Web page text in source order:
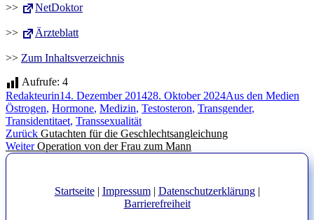
>> NetDoktor
>> Ärzteblatt
>> Zum Inhaltsverzeichnis
Aufrufe: 4
Autor
RedakteurinVeröffentlicht
am
14. Dezember 201428. Oktober 2024Kategorien
Aus den Medien
Östrogen, Hormone, Medizin, Testosteron, Transgender,
Transidentitaet, Transsexualität
Beitragsnavigation
Zurück Vorheriger
Beitrag:
Gutachten für die Geschlechtsangleichung
Weiter Nächster
Operation von der Frau zum Mann
Startseite| Impressum| Datenschutzerklärung|
Barrierefreiheit